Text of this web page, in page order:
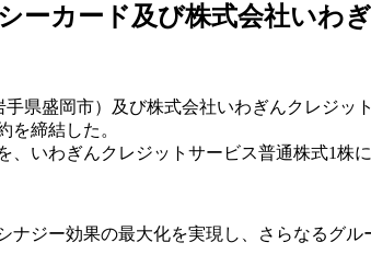
ーカード及び株式会社いわ
県盛岡市）及び株式会社いわぎんクレジ
を締結した。
いわぎんクレジットサービス普通株式1株
ジー効果の最大化を実現し、さらなるグル